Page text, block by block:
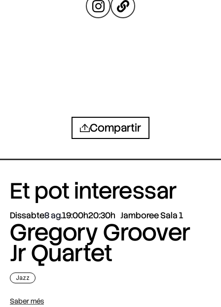
Compartir
Et pot interessar
Dissabte8 ag.19:00h20:30h Jamboree Sala 1
Gregory Groover
Jr Quartet
Jazz
Saber més